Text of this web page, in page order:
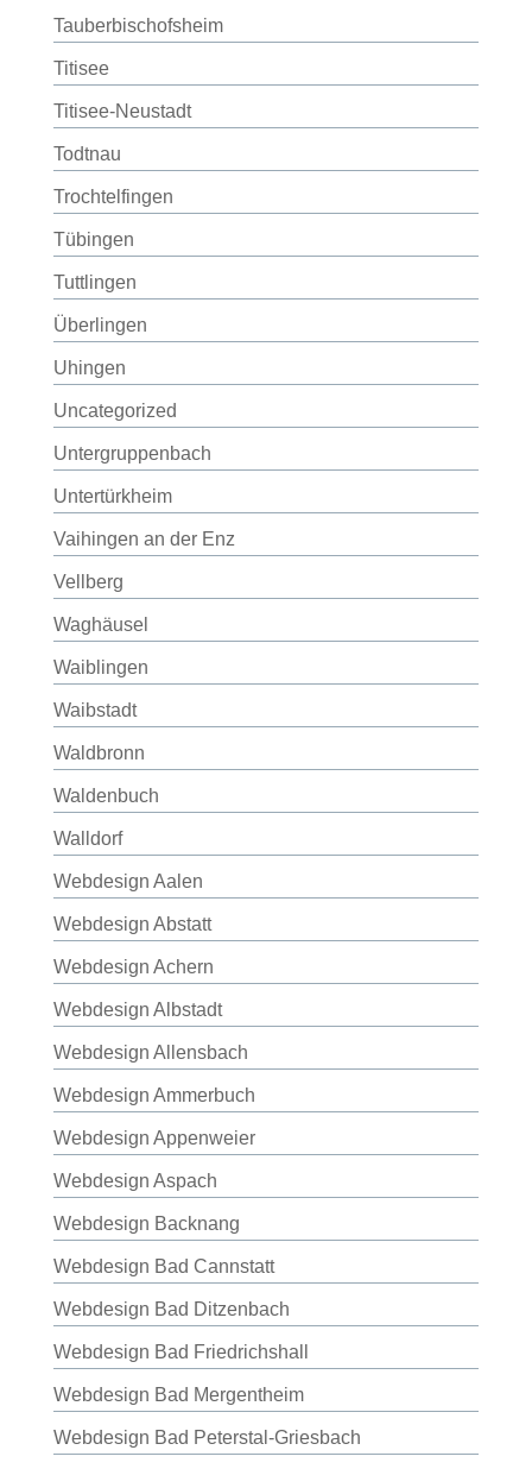
Tauberbischofsheim
Titisee
Titisee-Neustadt
Todtnau
Trochtelfingen
Tübingen
Tuttlingen
Überlingen
Uhingen
Uncategorized
Untergruppenbach
Untertürkheim
Vaihingen an der Enz
Vellberg
Waghäusel
Waiblingen
Waibstadt
Waldbronn
Waldenbuch
Walldorf
Webdesign Aalen
Webdesign Abstatt
Webdesign Achern
Webdesign Albstadt
Webdesign Allensbach
Webdesign Ammerbuch
Webdesign Appenweier
Webdesign Aspach
Webdesign Backnang
Webdesign Bad Cannstatt
Webdesign Bad Ditzenbach
Webdesign Bad Friedrichshall
Webdesign Bad Mergentheim
Webdesign Bad Peterstal-Griesbach